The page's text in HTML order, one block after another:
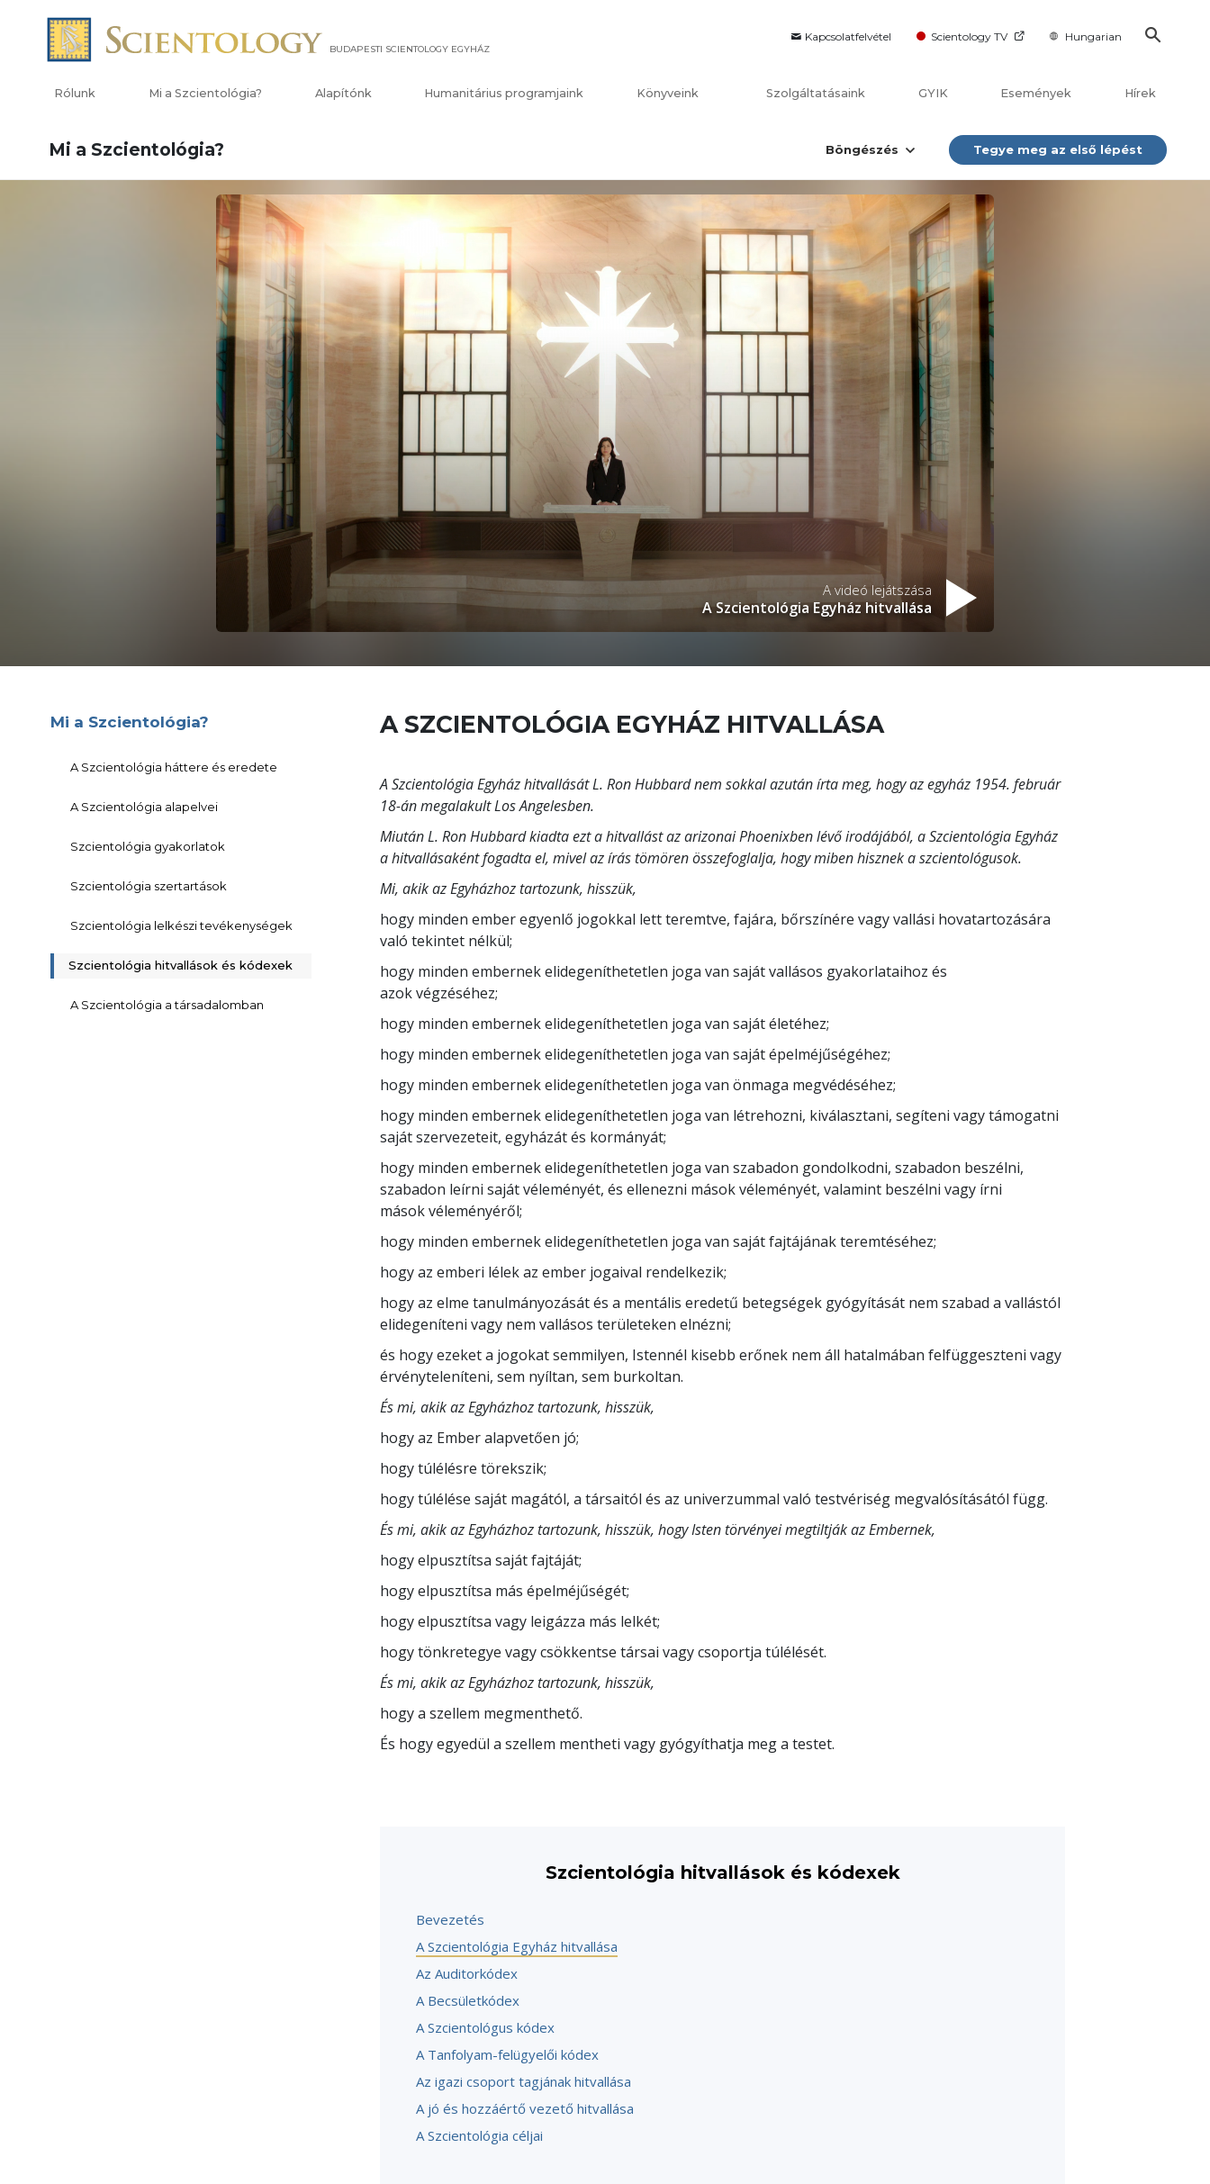
Kapcsolatfelvétel Scientology TV Hungarian
BUDAPESTI SCIENTOLOGY EGYHÁZ
Rólunk Mi a Szcientológia? Alapítónk Humanitárius programjaink Könyveink Szolgáltatásaink GYIK Események Hírek
Mi a Szcientológia? Böngészés Tegye meg az első lépést
A videó lejátszása
A Szcientológia Egyház hitvallása
A SZCIENTOLÓGIA EGYHÁZ HITVALLÁSA
A Szcientológia Egyház hitvallását L. Ron Hubbard nem sokkal azután írta meg, hogy az egyház 1954. február
18-án megalakult Los Angelesben.
Miután L. Ron Hubbard kiadta ezt a hitvallást az arizonai Phoenixben lévő irodájából, a Szcientológia Egyház
a hitvallásaként fogadta el, mivel az írás tömören összefoglalja, hogy miben hisznek a szcientológusok.
Mi, akik az Egyházhoz tartozunk, hisszük,
hogy minden ember egyenlő jogokkal lett teremtve, fajára, bőrszínére vagy vallási hovatartozására
való tekintet nélkül;
hogy minden embernek elidegeníthetetlen joga van saját vallásos gyakorlataihoz és
azok végzéséhez;
hogy minden embernek elidegeníthetetlen joga van saját életéhez;
hogy minden embernek elidegeníthetetlen joga van saját épelméjűségéhez;
hogy minden embernek elidegeníthetetlen joga van önmaga megvédéséhez;
hogy minden embernek elidegeníthetetlen joga van létrehozni, kiválasztani, segíteni vagy támogatni
saját szervezeteit, egyházát és kormányát;
hogy minden embernek elidegeníthetetlen joga van szabadon gondolkodni, szabadon beszélni,
szabadon leírni saját véleményét, és ellenezni mások véleményét, valamint beszélni vagy írni
mások véleményéről;
hogy minden embernek elidegeníthetetlen joga van saját fajtájának teremtéséhez;
hogy az emberi lélek az ember jogaival rendelkezik;
hogy az elme tanulmányozását és a mentális eredetű betegségek gyógyítását nem szabad a vallástól
elidegeníteni vagy nem vallásos területeken elnézni;
és hogy ezeket a jogokat semmilyen, Istennél kisebb erőnek nem áll hatalmában felfüggeszteni vagy
érvényteleníteni, sem nyíltan, sem burkoltan.
És mi, akik az Egyházhoz tartozunk, hisszük,
hogy az Ember alapvetően jó;
hogy túlélésre törekszik;
hogy túlélése saját magától, a társaitól és az univerzummal való testvériség megvalósításától függ.
És mi, akik az Egyházhoz tartozunk, hisszük, hogy Isten törvényei megtiltják az Embernek,
hogy elpusztítsa saját fajtáját;
hogy elpusztítsa más épelméjűségét;
hogy elpusztítsa vagy leigázza más lelkét;
hogy tönkretegye vagy csökkentse társai vagy csoportja túlélését.
És mi, akik az Egyházhoz tartozunk, hisszük,
hogy a szellem megmenthető.
És hogy egyedül a szellem mentheti vagy gyógyíthatja meg a testet.
Szcientológia hitvallások és kódexek
Bevezetés
A Szcientológia Egyház hitvallása
Az Auditorkódex
A Becsületkódex
A Szcientológus kódex
A Tanfolyam-felügyelői kódex
Az igazi csoport tagjának hitvallása
A jó és hozzáértő vezető hitvallása
A Szcientológia céljai
Mi a Szcientológia?
A Szcientológia háttere és eredete
A Szcientológia alapelvei
Szcientológia gyakorlatok
Szcientológia szertartások
Szcientológia lelkészi tevékenységek
Szcientológia hitvallások és kódexek
A Szcientológia a társadalomban